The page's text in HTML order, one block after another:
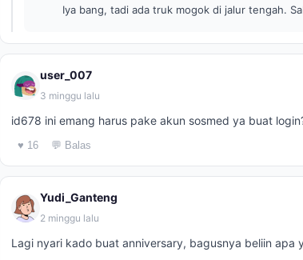
Iya bang, tadi ada truk mogok di jalur tengah.
user_007
3 minggu lalu
id678 ini emang harus pake akun sosmed ya buat
♥ 16 💬 Balas
Yudi_Ganteng
2 minggu lalu
Lagi nyari kado buat anniversary, bagusnya beliin apa